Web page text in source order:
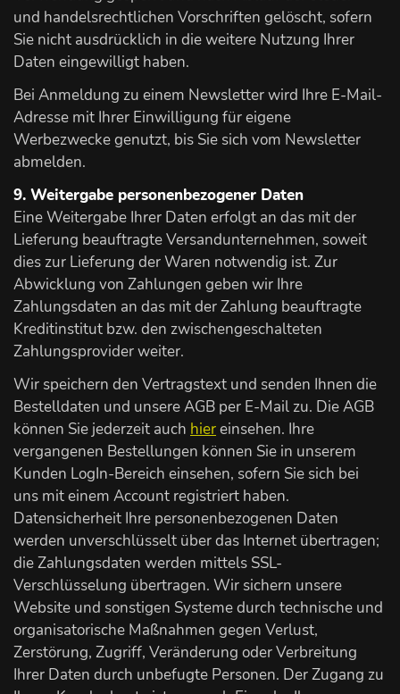
und handelsrechtlichen Vorschriften gelöscht, sofern
Sie nicht ausdrücklich in die weitere Nutzung Ihrer
Daten eingewilligt haben.
Bei Anmeldung zu einem Newsletter wird Ihre E-Mail-
Adresse mit Ihrer Einwilligung für eigene
Werbezwecke genutzt, bis Sie sich vom Newsletter
abmelden.
9. Weitergabe personenbezogener Daten
Eine Weitergabe Ihrer Daten erfolgt an das mit der
Lieferung beauftragte Versandunternehmen, soweit
dies zur Lieferung der Waren notwendig ist. Zur
Abwicklung von Zahlungen geben wir Ihre
Zahlungsdaten an das mit der Zahlung beauftragte
Kreditinstitut bzw. den zwischengeschalteten
Zahlungsprovider weiter.
Wir speichern den Vertragstext und senden Ihnen die
Bestelldaten und unsere AGB per E-Mail zu. Die AGB
können Sie jederzeit auch hiereinsehen. Ihre
vergangenen Bestellungen können Sie in unserem
Kunden LogIn-Bereich einsehen, sofern Sie sich bei
uns mit einem Account registriert haben.
Datensicherheit Ihre personenbezogenen Daten
werden unverschlüsselt über das Internet übertragen;
die Zahlungsdaten werden mittels SSL-
Verschlüsselung übertragen. Wir sichern unsere
Website und sonstigen Systeme durch technische und
organisatorische Maßnahmen gegen Verlust,
Zerstörung, Zugriff, Veränderung oder Verbreitung
Ihrer Daten durch unbefugte Personen. Der Zugang zu